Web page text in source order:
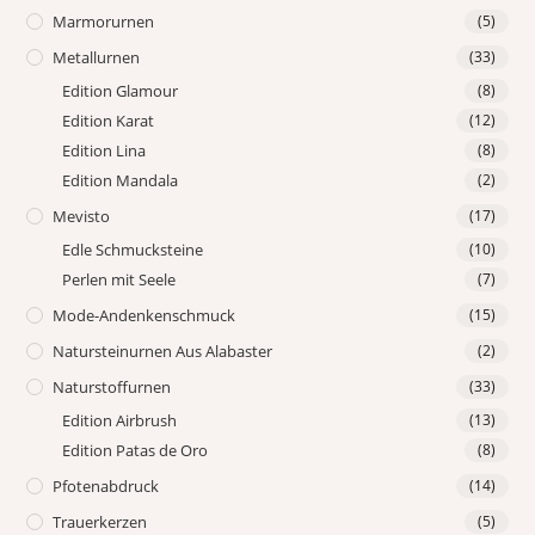
Marmorurnen (5)
Metallurnen (33)
Edition Glamour (8)
Edition Karat (12)
Edition Lina (8)
Edition Mandala (2)
Mevisto (17)
Edle Schmucksteine (10)
Perlen mit Seele (7)
Mode-Andenkenschmuck (15)
Natursteinurnen Aus Alabaster (2)
Naturstoffurnen (33)
Edition Airbrush (13)
Edition Patas de Oro (8)
Pfotenabdruck (14)
Trauerkerzen (5)